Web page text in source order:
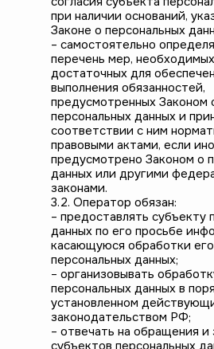
при наличии оснований,
Законе о персональных
– самостоятельно
перечень мер,
достаточных для
выполнения обязанностей,
предусмотренных Законом
персональных данных и
соответствии с ним
правовыми актами, если
предусмотрено Законом о
данных или другими
законами.
3.2. Оператор обязан:
– предоставлять субъекту
данных по его просьбе
касающуюся обработки его
персональных данных;
– организовывать
персональных данных в
установленном
законодательством РФ;
– отвечать на обращения и
субъектов персональных